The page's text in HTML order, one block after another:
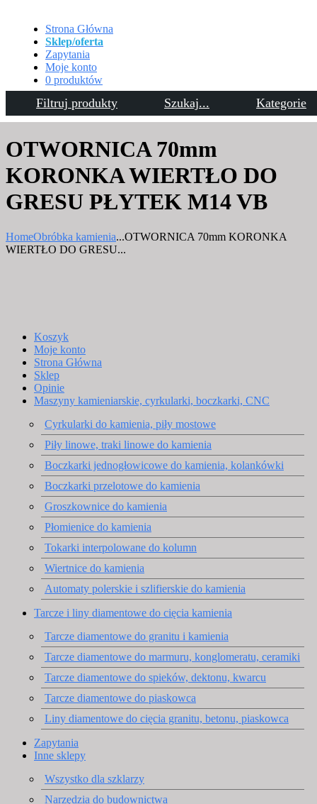
Filtruj produkty Szukaj... Kategorie
Strona Główna
Sklep/oferta
Zapytania
Moje konto
0 produktów
Kontakt
OTWORNICA 70mm
KORONKA WIERTŁO DO
GRESU PŁYTEK M14 VB
HomeObróbka kamienia...OTWORNICA 70mm KORONKA
WIERTŁO DO GRESU...
Koszyk
Moje konto
Strona Główna
Sklep
Opinie
Maszyny kamieniarskie, cyrkularki, boczkarki, CNC
Cyrkularki do kamienia, piły mostowe
Piły linowe, traki linowe do kamienia
Boczkarki jednogłowicowe do kamienia, kolankówki
Boczkarki przelotowe do kamienia
Groszkownice do kamienia
Płomienice do kamienia
Tokarki interpolowane do kolumn
Wiertnice do kamienia
Automaty polerskie i szlifierskie do kamienia
Tarcze i liny diamentowe do cięcia kamienia
Tarcze diamentowe do granitu i kamienia
Tarcze diamentowe do marmuru, konglomeratu, ceramiki
Tarcze diamentowe do spieków, dektonu, kwarcu
Tarcze diamentowe do piaskowca
Liny diamentowe do cięcia granitu, betonu, piaskowca
Zapytania
Inne sklepy
Wszystko dla szklarzy
Narzędzia do budownictwa